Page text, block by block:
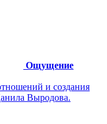
Ощущение
и создания
Выродова.